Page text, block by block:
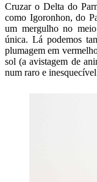
Cruzar o Delta do
como Igoronhon, do
um mergulho no
única. Lá podemos
plumagem em
sol (a avistagem de
num raro e